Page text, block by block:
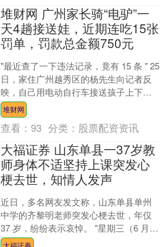
堆财网 广州家长骑“电驴”一
天4趟接送娃，近期连吃15张
罚单，罚款总金额750元
"最近查了一下违法记录，竟有 15 条 " 25
日，家住广州越秀区的杨先生向记者反
映，自己用电动自行车接送孩子上下
学，一天得跑 4 趟，最近一查违法记
录，近期....
堆财网
查看：93 分类： 股票配资资讯
大福证券 山东单县一37岁教
师身体不适坚持上课突发心
梗去世，知情人发声
近日，多名网友发文称，山东单县单州
中学的齐黎明老师突发心梗去世，年仅
37 岁，纷纷表示哀悼。 "星期三（6 月
17 日）放学回家，我孩子哭着给我说，